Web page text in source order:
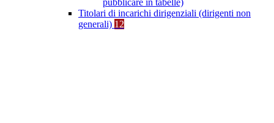
pubblicare in tabelle)
Titolari di incarichi dirigenziali (dirigenti non
generali) 12